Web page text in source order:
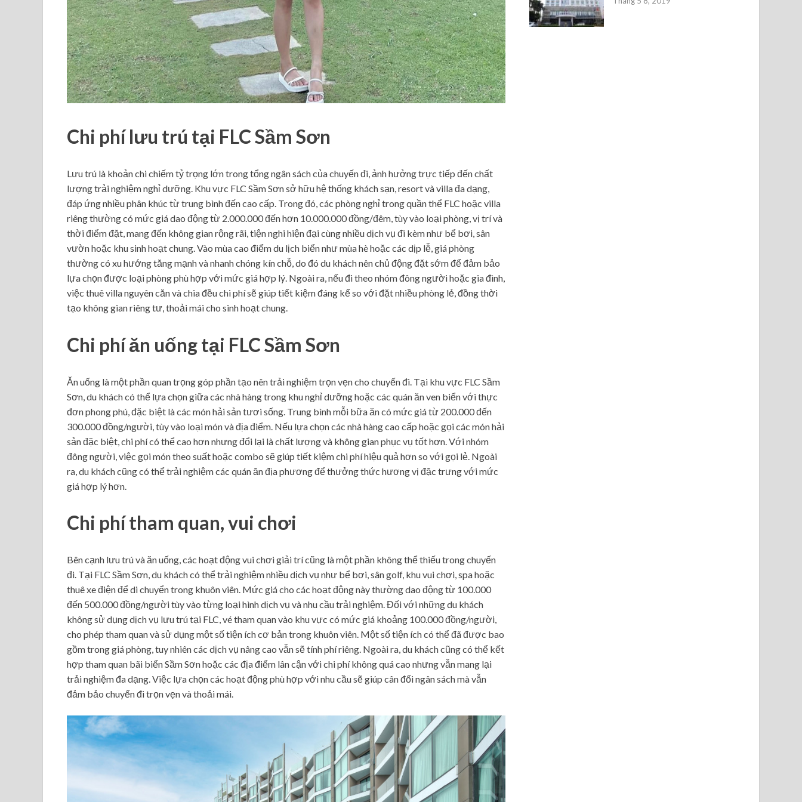
Chi phí lưu trú tại FLC Sầm Sơn
Lưu trú là khoản chi chiếm tỷ trọng lớn trong tổng ngân sách của chuyến đi, ảnh hưởng trực tiếp đến chất
lượng trải nghiệm nghỉ dưỡng. Khu vực FLC Sầm Sơn sở hữu hệ thống khách sạn, resort và villa đa dạng,
đáp ứng nhiều phân khúc từ trung bình đến cao cấp. Trong đó, các phòng nghỉ trong quần thể FLC hoặc villa
riêng thường có mức giá dao động từ 2.000.000 đến hơn 10.000.000 đồng/đêm, tùy vào loại phòng, vị trí và
thời điểm đặt, mang đến không gian rộng rãi, tiện nghi hiện đại cùng nhiều dịch vụ đi kèm như bể bơi, sân
vườn hoặc khu sinh hoạt chung. Vào mùa cao điểm du lịch biển như mùa hè hoặc các dịp lễ, giá phòng
thường có xu hướng tăng mạnh và nhanh chóng kín chỗ, do đó du khách nên chủ động đặt sớm để đảm bảo
lựa chọn được loại phòng phù hợp với mức giá hợp lý. Ngoài ra, nếu đi theo nhóm đông người hoặc gia đình,
việc thuê villa nguyên căn và chia đều chi phí sẽ giúp tiết kiệm đáng kể so với đặt nhiều phòng lẻ, đồng thời
tạo không gian riêng tư, thoải mái cho sinh hoạt chung.
Chi phí ăn uống tại FLC Sầm Sơn
Ăn uống là một phần quan trọng góp phần tạo nên trải nghiệm trọn vẹn cho chuyến đi. Tại khu vực FLC Sầm
Sơn, du khách có thể lựa chọn giữa các nhà hàng trong khu nghỉ dưỡng hoặc các quán ăn ven biển với thực
đơn phong phú, đặc biệt là các món hải sản tươi sống. Trung bình mỗi bữa ăn có mức giá từ 200.000 đến
300.000 đồng/người, tùy vào loại món và địa điểm. Nếu lựa chọn các nhà hàng cao cấp hoặc gọi các món hải
sản đặc biệt, chi phí có thể cao hơn nhưng đổi lại là chất lượng và không gian phục vụ tốt hơn. Với nhóm
đông người, việc gọi món theo suất hoặc combo sẽ giúp tiết kiệm chi phí hiệu quả hơn so với gọi lẻ. Ngoài
ra, du khách cũng có thể trải nghiệm các quán ăn địa phương để thưởng thức hương vị đặc trưng với mức
giá hợp lý hơn.
Chi phí tham quan, vui chơi
Bên cạnh lưu trú và ăn uống, các hoạt động vui chơi giải trí cũng là một phần không thể thiếu trong chuyến
đi. Tại FLC Sầm Sơn, du khách có thể trải nghiệm nhiều dịch vụ như bể bơi, sân golf, khu vui chơi, spa hoặc
thuê xe điện để di chuyển trong khuôn viên. Mức giá cho các hoạt động này thường dao động từ 100.000
đến 500.000 đồng/người tùy vào từng loại hình dịch vụ và nhu cầu trải nghiệm. Đối với những du khách
không sử dụng dịch vụ lưu trú tại FLC, vé tham quan vào khu vực có mức giá khoảng 100.000 đồng/người,
cho phép tham quan và sử dụng một số tiện ích cơ bản trong khuôn viên. Một số tiện ích có thể đã được bao
gồm trong giá phòng, tuy nhiên các dịch vụ nâng cao vẫn sẽ tính phí riêng. Ngoài ra, du khách cũng có thể kết
hợp tham quan bãi biển Sầm Sơn hoặc các địa điểm lân cận với chi phí không quá cao nhưng vẫn mang lại
trải nghiệm đa dạng. Việc lựa chọn các hoạt động phù hợp với nhu cầu sẽ giúp cân đối ngân sách mà vẫn
đảm bảo chuyến đi trọn vẹn và thoải mái.